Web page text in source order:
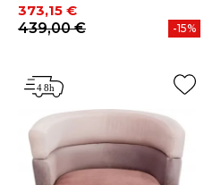
Prix
373,15 €
Prix de base
439,00 €
-15%